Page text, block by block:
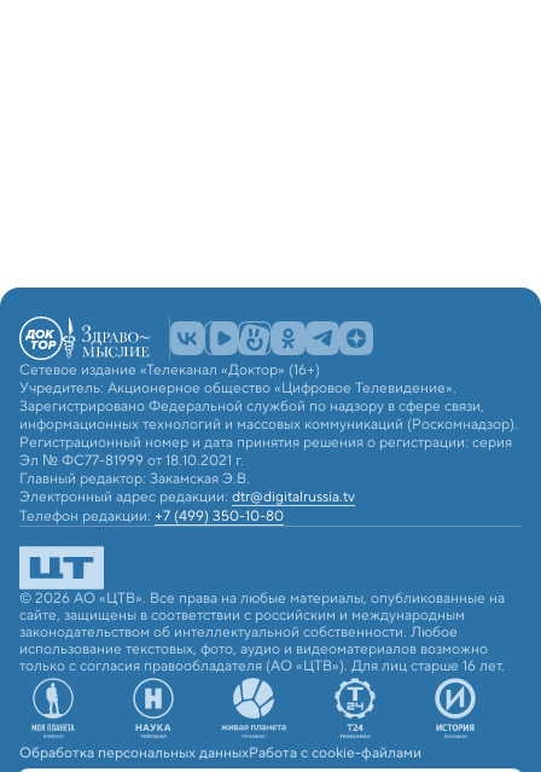
Сетевое издание «Телеканал «Доктор» (16+)
Учредитель: Акционерное общество «Цифровое Телевидение».
Зарегистрировано Федеральной службой по надзору в сфере связи,
информационных технологий и массовых коммуникаций (Роскомнадзор).
Регистрационный номер и дата принятия решения о регистрации: серия
Эл № ФС77-81999 от 18.10.2021 г.
Главный редактор: Закамская Э.В.
Электронный адрес редакции: dtr@digitalrussia.tv
Телефон редакции: +7 (499) 350-10-80
© 2026 АО «ЦТВ». Все права на любые материалы, опубликованные на
сайте, защищены в соответствии с российским и международным
законодательством об интеллектуальной собственности. Любое
использование текстовых, фото, аудио и видеоматериалов возможно
только с согласия правообладателя (АО «ЦТВ»). Для лиц старше 16 лет.
Обработка персональных данныхРабота с cookie-файлами